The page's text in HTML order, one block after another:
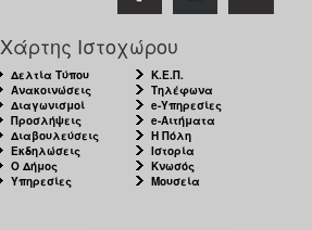
Χάρτης Ιστοχώρου
Δελτία Τύπου
Ανακοινώσεις
Διαγωνισμοί
Προσλήψεις
Διαβουλεύσεις
Εκδηλώσεις
Ο Δήμος
Υπηρεσίες
Κ.Ε.Π.
Τηλέφωνα
e-Υπηρεσίες
e-Αιτήματα
Η Πόλη
Ιστορία
Κνωσός
Μουσεία